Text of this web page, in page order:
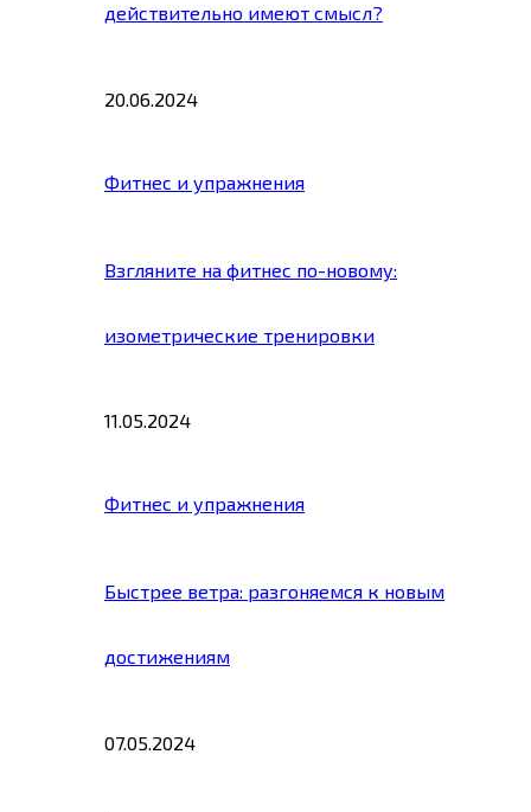
действительно имеют смысл?
20.06.2024
Фитнес и упражнения
Взгляните на фитнес по-новому:
изометрические тренировки
11.05.2024
Фитнес и упражнения
Быстрее ветра: разгоняемся к новым
достижениям
07.05.2024